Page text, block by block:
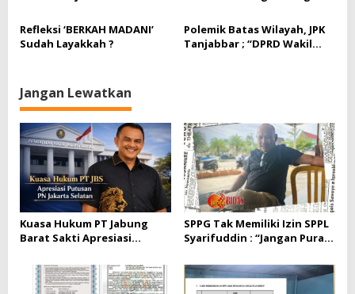
Refleksi ‘BERKAH MADANI’
Sudah Layakkah ?
Polemik Batas Wilayah, JPK
Tanjabbar ; “DPRD Wakil
Jangan Lewatkan
Kuasa Hukum PT Jabung
Barat Sakti Apresiasi
SPPG Tak Memiliki Izin SPPL
Syarifuddin : “Jangan Pura –
Timbul Korban”